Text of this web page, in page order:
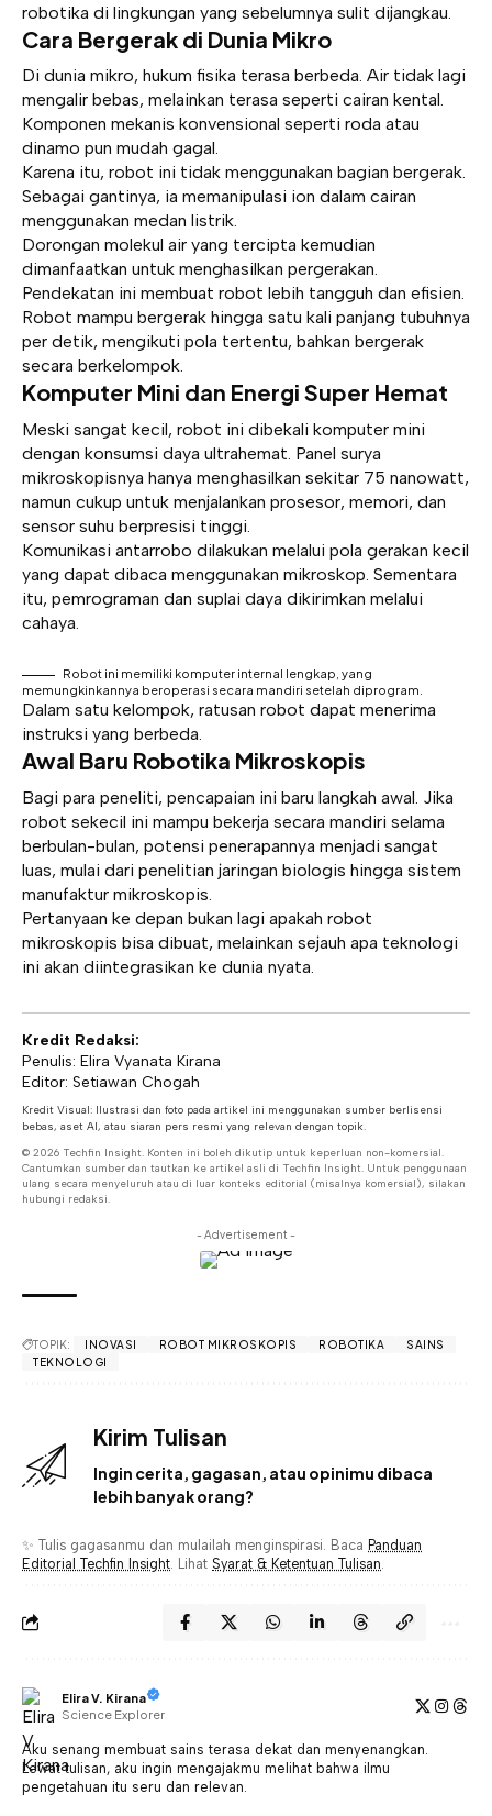
robotika di lingkungan yang sebelumnya sulit dijangkau.
Cara Bergerak di Dunia Mikro
Di dunia mikro, hukum fisika terasa berbeda. Air tidak lagi
mengalir bebas, melainkan terasa seperti cairan kental.
Komponen mekanis konvensional seperti roda atau
dinamo pun mudah gagal.
Karena itu, robot ini tidak menggunakan bagian bergerak.
Sebagai gantinya, ia memanipulasi ion dalam cairan
menggunakan medan listrik.
Dorongan molekul air yang tercipta kemudian
dimanfaatkan untuk menghasilkan pergerakan.
Pendekatan ini membuat robot lebih tangguh dan efisien.
Robot mampu bergerak hingga satu kali panjang tubuhnya
per detik, mengikuti pola tertentu, bahkan bergerak
secara berkelompok.
Komputer Mini dan Energi Super Hemat
Meski sangat kecil, robot ini dibekali komputer mini
dengan konsumsi daya ultrahemat. Panel surya
mikroskopisnya hanya menghasilkan sekitar 75 nanowatt,
namun cukup untuk menjalankan prosesor, memori, dan
sensor suhu berpresisi tinggi.
Komunikasi antarrobo dilakukan melalui pola gerakan kecil
yang dapat dibaca menggunakan mikroskop. Sementara
itu, pemrograman dan suplai daya dikirimkan melalui
cahaya.
Robot ini memiliki komputer internal lengkap, yang
memungkinkannya beroperasi secara mandiri setelah diprogram.
Dalam satu kelompok, ratusan robot dapat menerima
instruksi yang berbeda.
Awal Baru Robotika Mikroskopis
Bagi para peneliti, pencapaian ini baru langkah awal. Jika
robot sekecil ini mampu bekerja secara mandiri selama
berbulan-bulan, potensi penerapannya menjadi sangat
luas, mulai dari penelitian jaringan biologis hingga sistem
manufaktur mikroskopis.
Pertanyaan ke depan bukan lagi apakah robot
mikroskopis bisa dibuat, melainkan sejauh apa teknologi
ini akan diintegrasikan ke dunia nyata.
Kredit Redaksi:
Penulis: Elira Vyanata Kirana
Editor: Setiawan Chogah
Kredit Visual: Ilustrasi dan foto pada artikel ini menggunakan sumber berlisensi
bebas, aset AI, atau siaran pers resmi yang relevan dengan topik.
© 2026 Techfin Insight. Konten ini boleh dikutip untuk keperluan non-komersial.
Cantumkan sumber dan tautkan ke artikel asli di Techfin Insight. Untuk penggunaan
ulang secara menyeluruh atau di luar konteks editorial (misalnya komersial), silakan
hubungi redaksi.
- Advertisement -
TOPIK: INOVASI ROBOT MIKROSKOPIS ROBOTIKA
SAINS
TEKNOLOGI
Kirim Tulisan
Ingin cerita, gagasan, atau opinimu dibaca
lebih banyak orang?
✨ Tulis gagasanmu dan mulailah menginspirasi. Baca Panduan
Editorial Techfin Insight . Lihat Syarat & Ketentuan Tulisan
Elira V. Kirana
Science Explorer
Aku senang membuat sains terasa dekat dan menyenangkan.
Lewat tulisan, aku ingin mengajakmu melihat bahwa ilmu
pengetahuan itu seru dan relevan.